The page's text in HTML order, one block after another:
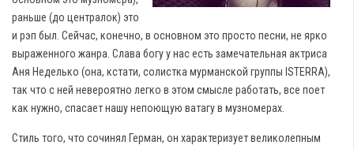
раньше (до централок) это
и рэп был. Сейчас, конечно, в основном это просто песни, не ярко
выраженного жанра. Слава богу у нас есть замечательная актриса
Аня Неделько (она, кстати, солистка мурманской группы ISTERRA),
так что с ней невероятно легко в этом смысле работать, все поет
как нужно, спасает нашу непоющую ватагу в музномерах.
Стиль того, что сочинял Герман, он характеризует великолепным